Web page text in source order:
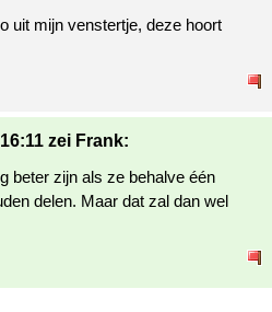
uit mijn venstertje, deze hoort
zei Frank:
beter zijn als ze behalve één
delen. Maar dat zal dan wel